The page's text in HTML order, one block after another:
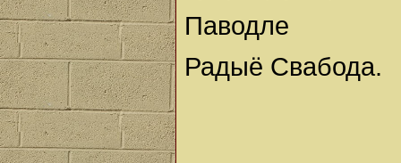
Паводле
Радыё Свабода.